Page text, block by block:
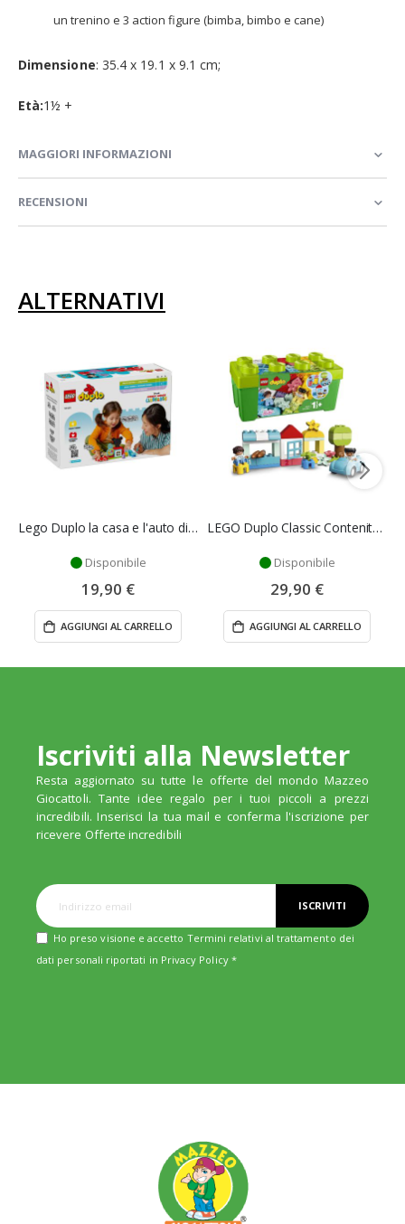
un trenino e 3 action figure (bimba, bimbo e cane)
Dimensione: 35.4 x 19.1 x 9.1 cm;
Età:1½ +
MAGGIORI INFORMAZIONI
RECENSIONI
ALTERNATIVI
Lego Duplo la casa e l'auto di Topolino
Disponibile
19,90 €
AGGIUNGI AL CARRELLO
LEGO Duplo Classic Contenitore di Mattoncini
Disponibile
29,90 €
AGGIUNGI AL CARRELLO
Iscriviti alla Newsletter
Resta aggiornato su tutte le offerte del mondo Mazzeo
Giocattoli. Tante idee regalo per i tuoi piccoli a prezzi
incredibili. Inserisci la tua mail e conferma l'iscrizione per
ricevere Offerte incredibili
ISCRIVITI
Ho preso visione e accetto Termini relativi al trattamento dei
dati personali riportati in Privacy Policy*